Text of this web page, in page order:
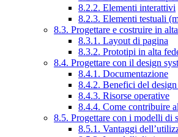
8.2.2. Elementi interattivi
8.2.3. Elementi testuali
8.3. Progettare e costruire in
8.3.1. Layout di pagina
8.3.2. Prototipi in alta
8.4. Progettare con il design
8.4.1. Documentazione
8.4.2. Benefici del design
8.4.3. Risorse operative
8.4.4. Come contribuire
8.5. Progettare con i modelli di
8.5.1. Vantaggi